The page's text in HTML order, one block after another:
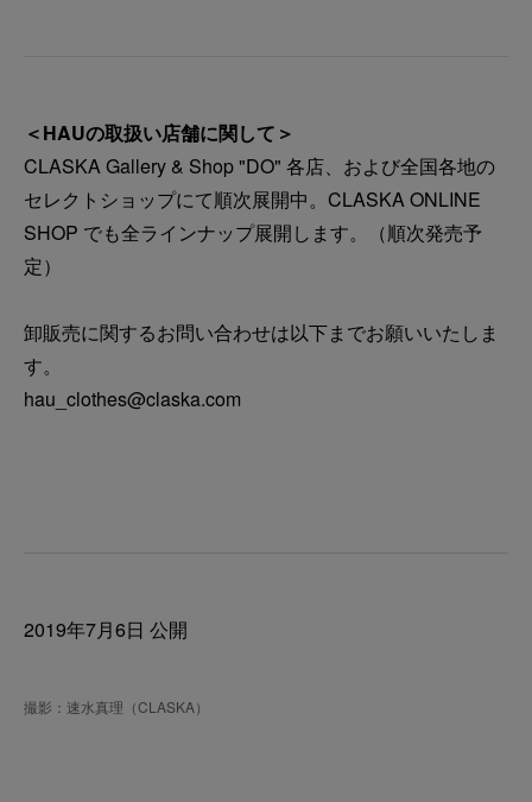
＜HAUの取扱い店舗に関して＞
CLASKA Gallery & Shop "DO" 各店、および全国各地の
セレクトショップにて順次展開中。CLASKA ONLINE
SHOP でも全ラインナップ展開します。（順次発売予
定）
卸販売に関するお問い合わせは以下までお願いいたしま
す。
hau_clothes@claska.com
2019年7月6日 公開
撮影：速水真理（CLASKA）